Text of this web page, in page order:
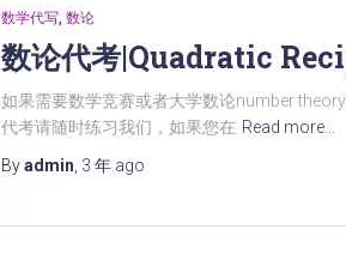
数学代写 数论
数论代考|Quadratic
如果需要数学竞赛或者大学数论number
代考请随时练习我们，如果您在 Read more…
Byadmin 3 年 ago